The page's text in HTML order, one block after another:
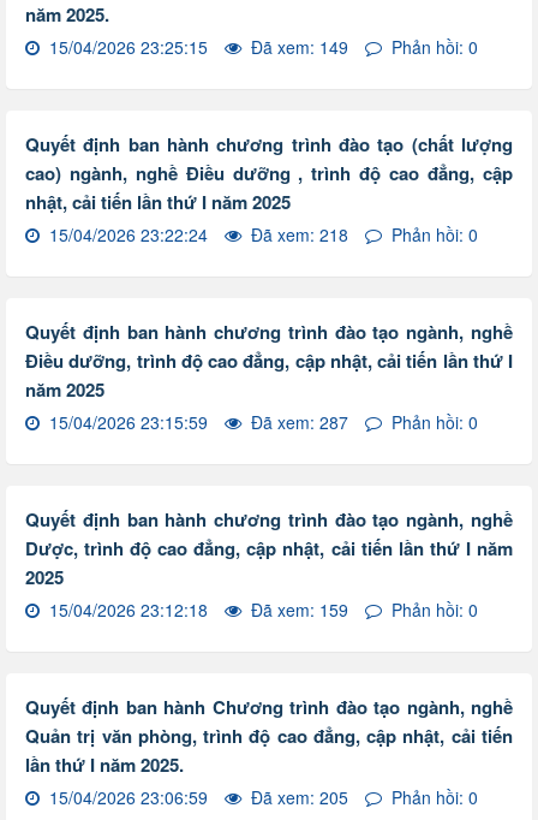
năm 2025.
15/04/2026 23:25:15 Đã xem: 149 Phản hồi: 0
Quyết định ban hành chương trình đào tạo (chất lượng
cao) ngành, nghề Điều dưỡng , trình độ cao đẳng, cập
nhật, cải tiến lần thứ I năm 2025
15/04/2026 23:22:24 Đã xem: 218 Phản hồi: 0
Quyết định ban hành chương trình đào tạo ngành, nghề
Điều dưỡng, trình độ cao đẳng, cập nhật, cải tiến lần thứ I
năm 2025
15/04/2026 23:15:59 Đã xem: 287 Phản hồi: 0
Quyết định ban hành chương trình đào tạo ngành, nghề
Dược, trình độ cao đẳng, cập nhật, cải tiến lần thứ I năm
2025
15/04/2026 23:12:18 Đã xem: 159 Phản hồi: 0
Quyết định ban hành Chương trình đào tạo ngành, nghề
Quản trị văn phòng, trình độ cao đẳng, cập nhật, cải tiến
lần thứ I năm 2025.
15/04/2026 23:06:59 Đã xem: 205 Phản hồi: 0